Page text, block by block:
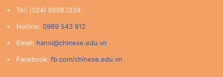
Tel: (024) 6668.1234
Hotline: 0989 543 912
Email: hanoi@chinese.edu.vn
Facebook: fb.com/chinese.edu.vn